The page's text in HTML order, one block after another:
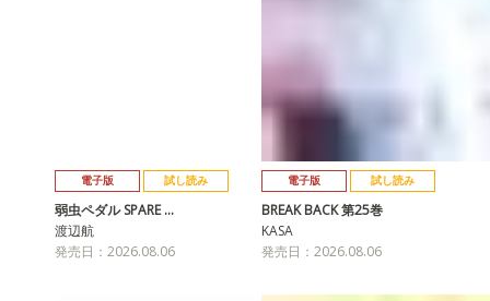
電子版 試し読み
弱虫ペダル SPARE …
渡辺航
発売日：2026.08.06
電子版 試し読み
BREAK BACK 第25巻
KASA
発売日：2026.08.06